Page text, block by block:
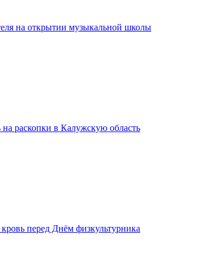
на открытии музыкальной школы
раскопки в Калужскую область
перед Днём физкультурника